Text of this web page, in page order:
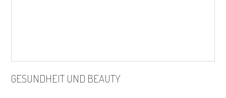
GESUNDHEIT UND BEAUTY